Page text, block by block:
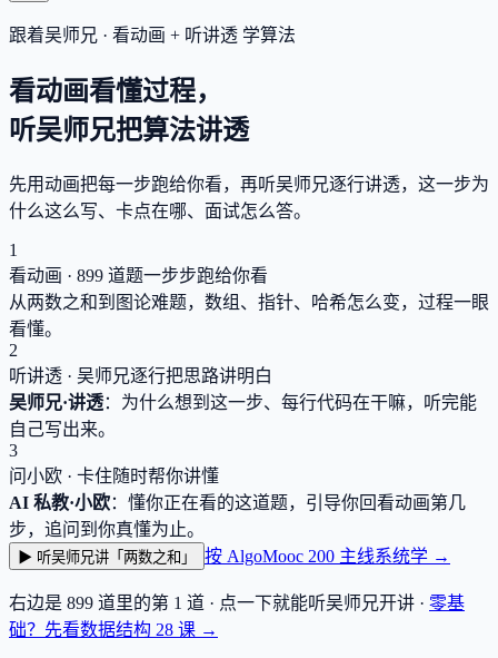
跟着吴师兄 · 看动画 + 听讲透 学算法
看动画看懂过程，
听吴师兄把算法讲透
先用动画把每一步跑给你看，再听吴师兄逐行讲透，这一步为
什么这么写、卡点在哪、面试怎么答。
1
看动画 · 899 道题一步步跑给你看
从两数之和到图论难题，数组、指针、哈希怎么变，过程一眼
看懂。
2
听讲透 · 吴师兄逐行把思路讲明白
吴师兄·讲透：为什么想到这一步、每行代码在干嘛，听完能
自己写出来。
3
问小欧 · 卡住随时帮你讲懂
AI 私教·小欧：懂你正在看的这道题，引导你回看动画第几
步，追问到你真懂为止。
▶ 听吴师兄讲「两数之和」 按 AlgoMooc 200 主线系统学 →
右边是 899 道里的第 1 道 · 点一下就能听吴师兄开讲 · 零基
础？先看数据结构 28 课 →